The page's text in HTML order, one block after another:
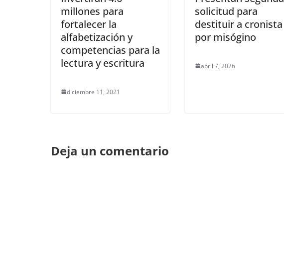
millones para
fortalecer la
alfabetización y
competencias para la
lectura y escritura
diciembre 11, 2021
solicitud para
destituir a cronista
por misógino
abril 7, 2026
Deja un comentario